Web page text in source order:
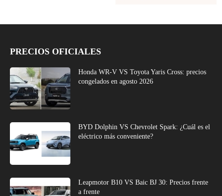
PRECIOS OFICIALES
Honda WR-V VS Toyota Yaris Cross: precios
congelados en agosto 2026
BYD Dolphin VS Chevrolet Spark: ¿Cuál es el
eléctrico más conveniente?
Leapmotor B10 VS Baic BJ 30: Precios frente
a frente